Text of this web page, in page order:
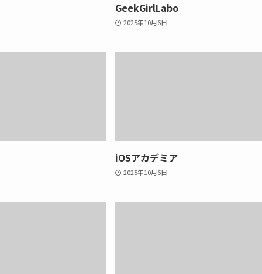
GeekGirlLabo
2025年10月6日
iOSアカデミア
2025年10月6日